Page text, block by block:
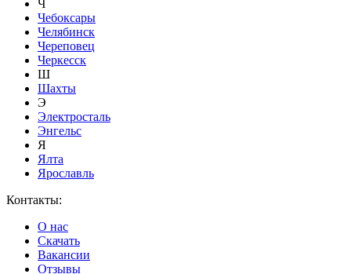
Ч
Чебоксары
Челябинск
Череповец
Черкесск
Ш
Шахты
Э
Электросталь
Энгельс
Я
Ялта
Ярославль
Контакты:
О нас
Скачать
Вакансии
Отзывы